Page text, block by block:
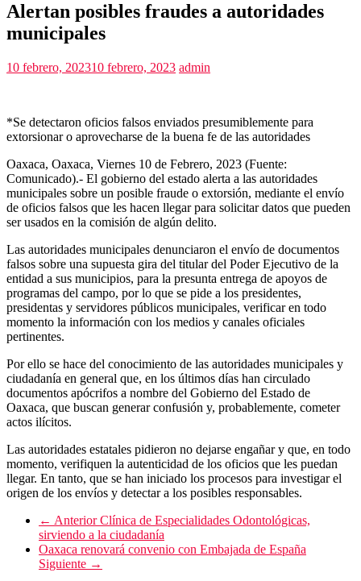
Alertan posibles fraudes a autoridades
municipales
10 febrero, 202310 febrero, 2023 admin
*Se detectaron oficios falsos enviados presumiblemente para
extorsionar o aprovecharse de la buena fe de las autoridades
Oaxaca, Oaxaca, Viernes 10 de Febrero, 2023 (Fuente:
Comunicado).- El gobierno del estado alerta a las autoridades
municipales sobre un posible fraude o extorsión, mediante el envío
de oficios falsos que les hacen llegar para solicitar datos que pueden
ser usados en la comisión de algún delito.
Las autoridades municipales denunciaron el envío de documentos
falsos sobre una supuesta gira del titular del Poder Ejecutivo de la
entidad a sus municipios, para la presunta entrega de apoyos de
programas del campo, por lo que se pide a los presidentes,
presidentas y servidores públicos municipales, verificar en todo
momento la información con los medios y canales oficiales
pertinentes.
Por ello se hace del conocimiento de las autoridades municipales y
ciudadanía en general que, en los últimos días han circulado
documentos apócrifos a nombre del Gobierno del Estado de
Oaxaca, que buscan generar confusión y, probablemente, cometer
actos ilícitos.
Las autoridades estatales pidieron no dejarse engañar y que, en todo
momento, verifiquen la autenticidad de los oficios que les puedan
llegar. En tanto, que se han iniciado los procesos para investigar el
origen de los envíos y detectar a los posibles responsables.
← AnteriorClínica de Especialidades Odontológicas,
sirviendo a la ciudadanía
Oaxaca renovará convenio con Embajada de España
Siguiente →